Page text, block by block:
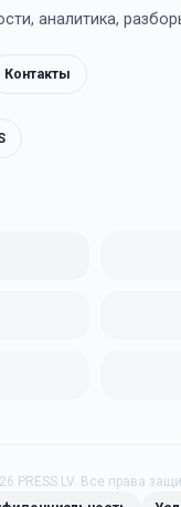
аналитика,
Контакты
PRESS.LV. Все права